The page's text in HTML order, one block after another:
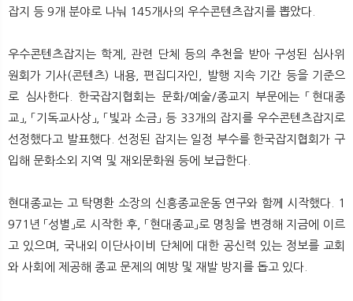
잡지 등 9개 분야로 나눠 145개사의 우수콘텐츠잡지를 뽑았다.
우수콘텐츠잡지는 학계, 관련 단체 등의 추천을 받아 구성된 심사위
원회가 기사(콘텐츠) 내용, 편집디자인, 발행 지속 기간 등을 기준으
로 심사한다. 한국잡지협회는 문화/예술/종교지 부문에는 「현대종
교」, 「기독교사상」, 「빛과 소금」 등 33개의 잡지를 우수콘텐츠잡지로
선정했다고 발표했다. 선정된 잡지는 일정 부수를 한국잡지협회가 구
입해 문화소외 지역 및 재외문화원 등에 보급한다.
현대종교는 고 탁명환 소장의 신흥종교운동 연구와 함께 시작했다. 1
971년 「성별」로 시작한 후, 「현대종교」로 명칭을 변경해 지금에 이르
고 있으며, 국내외 이단사이비 단체에 대한 공신력 있는 정보를 교회
와 사회에 제공해 종교 문제의 예방 및 재발 방지를 돕고 있다.